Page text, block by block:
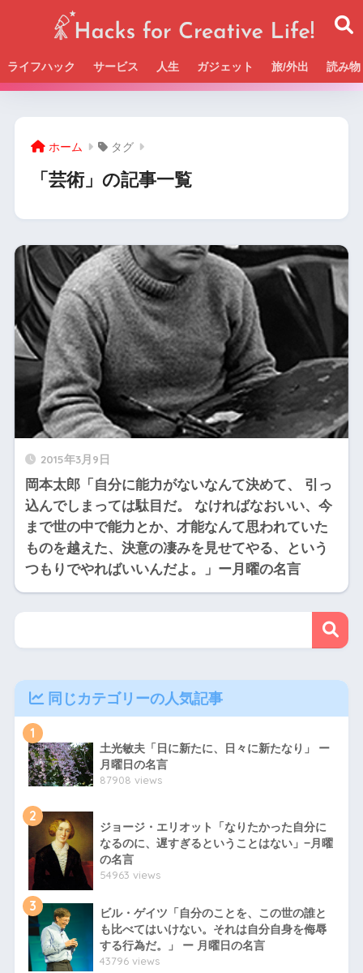
ライフハック サービス 人生 ガジェット 旅/外出 読み物
Beckの活動＆SNSまとめはこちら
ホーム タグ
「芸術」の記事一覧
2015年3月9日
岡本太郎「自分に能力がないなんて決めて、 引っ
込んでしまっては駄目だ。 なければなおいい、今
まで世の中で能力とか、才能なんて思われていた
ものを越えた、決意の凄みを見せてやる、という
つもりでやればいいんだよ。」ー月曜の名言
同じカテゴリーの人気記事
1
土光敏夫「日に新たに、日々に新たなり」 ー
月曜日の名言
87908 views
2
ジョージ・エリオット「なりたかった自分に
なるのに、遅すぎるということはない」−月曜
の名言
54963 views
3
ビル・ゲイツ「自分のことを、この世の誰と
も比べてはいけない。それは自分自身を侮辱
する行為だ。」 ー 月曜日の名言
43796 views